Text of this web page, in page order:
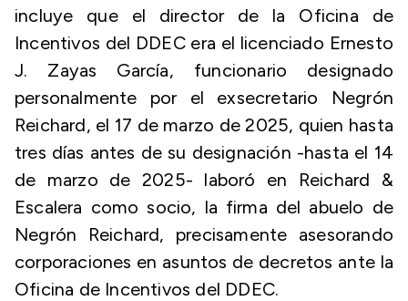
incluye que el director de la Oficina de
Incentivos del DDEC era el licenciado Ernesto
J. Zayas García, funcionario designado
personalmente por el exsecretario Negrón
Reichard, el 17 de marzo de 2025, quien hasta
tres días antes de su designación -hasta el 14
de marzo de 2025- laboró en Reichard &
Escalera como socio, la firma del abuelo de
Negrón Reichard, precisamente asesorando
corporaciones en asuntos de decretos ante la
Oficina de Incentivos del DDEC.